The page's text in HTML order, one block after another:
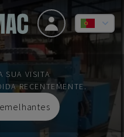
SUA VISITA
RECENTEMENTE.